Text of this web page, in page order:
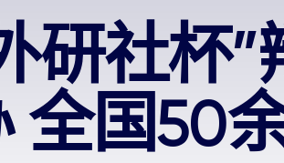
研社杯
全国50